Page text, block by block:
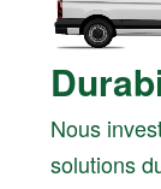
Nous
solutions